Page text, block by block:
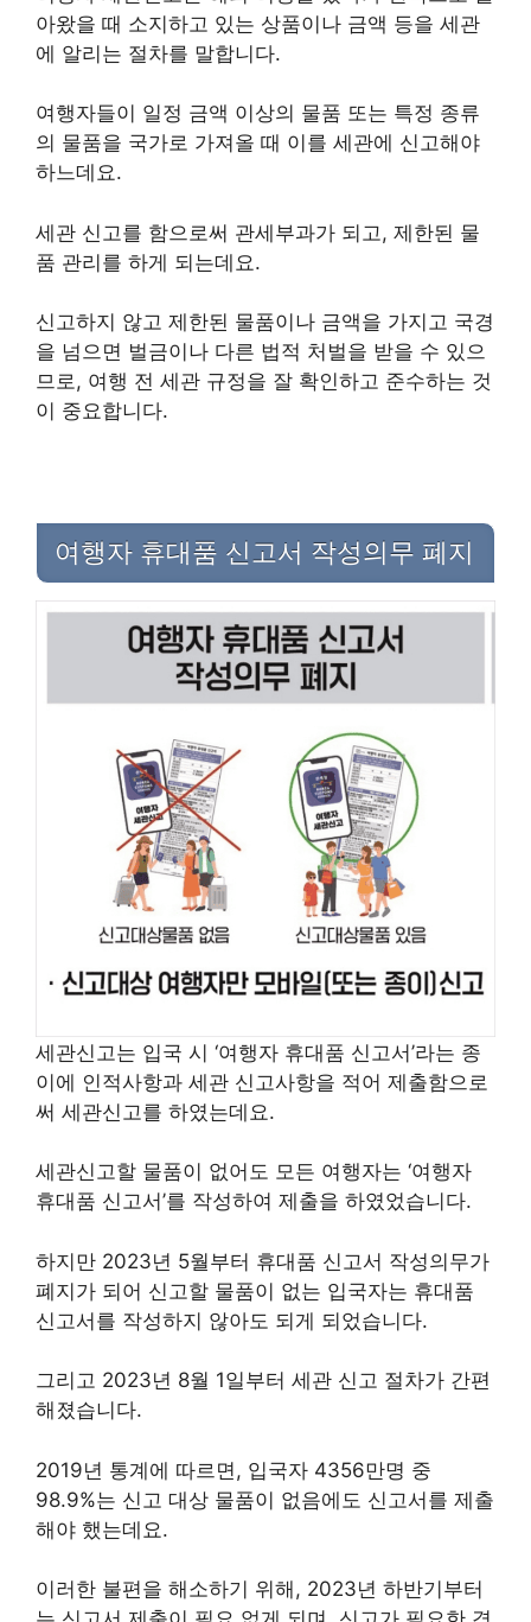
아왔을 때 소지하고 있는 상품이나 금액 등을 세관
에 알리는 절차를 말합니다.
여행자들이 일정 금액 이상의 물품 또는 특정 종류
의 물품을 국가로 가져올 때 이를 세관에 신고해야
하느데요.
세관 신고를 함으로써 관세부과가 되고, 제한된 물
품 관리를 하게 되는데요.
신고하지 않고 제한된 물품이나 금액을 가지고 국경
을 넘으면 벌금이나 다른 법적 처벌을 받을 수 있으
므로, 여행 전 세관 규정을 잘 확인하고 준수하는 것
이 중요합니다.
여행자 휴대품 신고서 작성의무 폐지
세관신고는 입국 시 ‘여행자 휴대품 신고서’라는 종
이에 인적사항과 세관 신고사항을 적어 제출함으로
써 세관신고를 하였는데요.
세관신고할 물품이 없어도 모든 여행자는 ‘여행자
휴대품 신고서’를 작성하여 제출을 하였었습니다.
하지만 2023년 5월부터 휴대품 신고서 작성의무가
폐지가 되어 신고할 물품이 없는 입국자는 휴대품
신고서를 작성하지 않아도 되게 되었습니다.
그리고 2023년 8월 1일부터 세관 신고 절차가 간편
해졌습니다.
2019년 통계에 따르면, 입국자 4356만명 중
98.9%는 신고 대상 물품이 없음에도 신고서를 제출
해야 했는데요.
이러한 불편을 해소하기 위해, 2023년 하반기부터